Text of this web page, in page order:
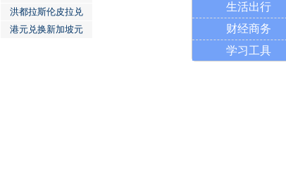
洪都拉斯伦皮拉兑
港元兑换新加坡元
生活出行
财经商务
学习工具